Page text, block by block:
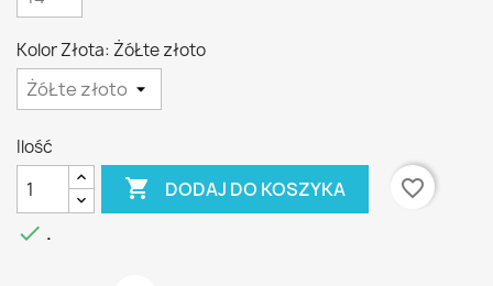
Kolor Złota: ŻóŁte złoto
Ilość
 DODAJ DO KOSZYKA
favorite_border
 .